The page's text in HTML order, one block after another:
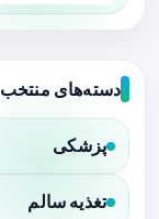
دسته‌های منتخب
پزشکی
تغذیه سالم